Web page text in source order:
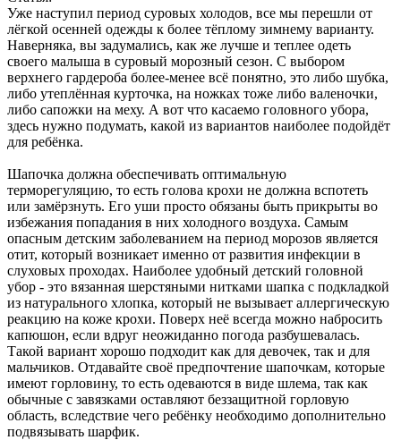
Уже наступил период суровых холодов, все мы перешли от
лёгкой осенней одежды к более тёплому зимнему варианту.
Наверняка, вы задумались, как же лучше и теплее одеть
своего малыша в суровый морозный сезон. С выбором
верхнего гардероба более-менее всё понятно, это либо шубка,
либо утеплённая курточка, на ножках тоже либо валеночки,
либо сапожки на меху. А вот что касаемо головного убора,
здесь нужно подумать, какой из вариантов наиболее подойдёт
для ребёнка.
Шапочка должна обеспечивать оптимальную
терморегуляцию, то есть голова крохи не должна вспотеть
или замёрзнуть. Его уши просто обязаны быть прикрыты во
избежания попадания в них холодного воздуха. Самым
опасным детским заболеванием на период морозов является
отит, который возникает именно от развития инфекции в
слуховых проходах. Наиболее удобный детский головной
убор - это вязанная шерстяными нитками шапка с подкладкой
из натурального хлопка, который не вызывает аллергическую
реакцию на коже крохи. Поверх неё всегда можно набросить
капюшон, если вдруг неожиданно погода разбушевалась.
Такой вариант хорошо подходит как для девочек, так и для
мальчиков. Отдавайте своё предпочтение шапочкам, которые
имеют горловину, то есть одеваются в виде шлема, так как
обычные с завязками оставляют беззащитной горловую
область, вследствие чего ребёнку необходимо дополнительно
подвязывать шарфик.